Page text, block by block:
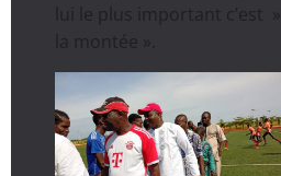
lui le plus important c’est »
la montée ».